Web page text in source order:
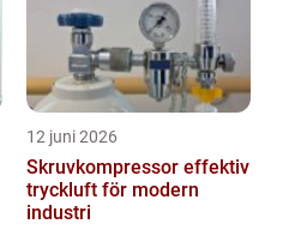
12 juni 2026
Skruvkompressor effektiv
tryckluft för modern
industri